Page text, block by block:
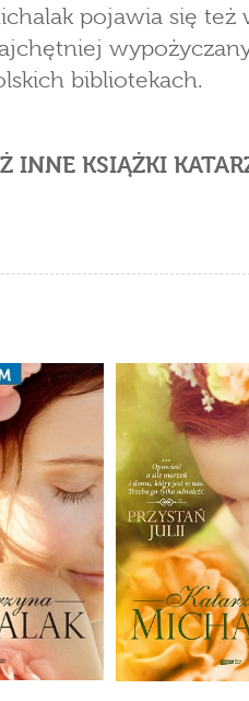
pojawia się też
bibliotekach.
INNE KSIĄŻKI